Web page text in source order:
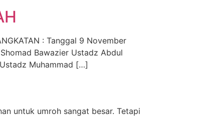
: Tanggal 9 November
Bawazier Ustadz Abdul
Muhammad […]
untuk umroh sangat besar. Tetapi